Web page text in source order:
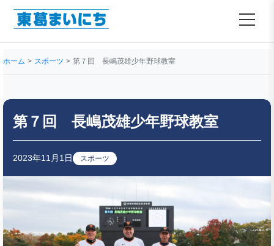
ホーム スポーツ 第７回 長嶋茂雄少年野球教室
第７回 長嶋茂雄少年野球教室
2023年11月1日 スポーツ